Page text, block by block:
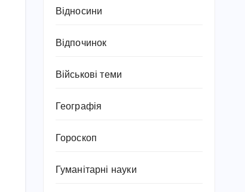
Відносини
Відпочинок
Військові теми
Географія
Гороскоп
Гуманітарні науки